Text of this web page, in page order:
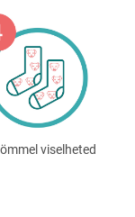
viselheted